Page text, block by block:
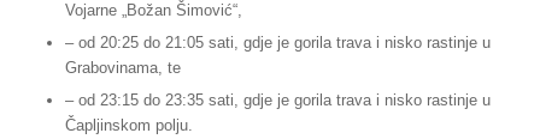
Vojarne „Božan Šimović“,
– od 20:25 do 21:05 sati, gdje je gorila trava i nisko rastinje u
Grabovinama, te
– od 23:15 do 23:35 sati, gdje je gorila trava i nisko rastinje u
Čapljinskom polju.